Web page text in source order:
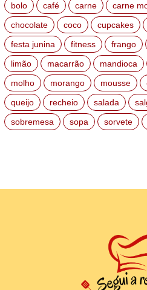
bolo
café carne carne
chocolate
coco cupcakes
festa junina
fitness frango
limão
macarrão mandioca
molho
morango mousse
queijo
recheio salada
sobremesa
sopa sorvete